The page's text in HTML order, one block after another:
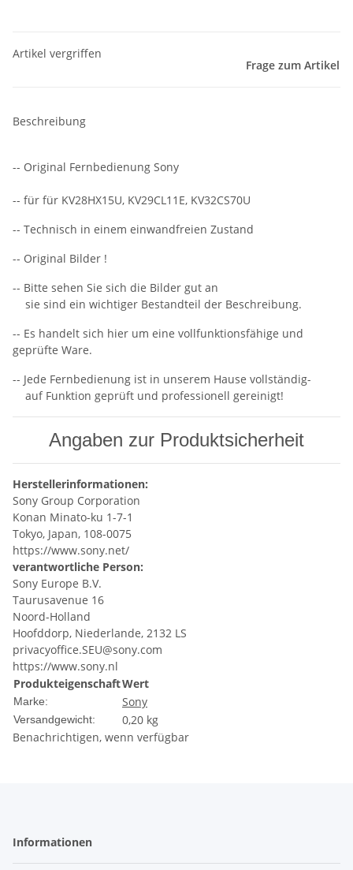
Artikel vergriffen
Frage zum Artikel
Beschreibung
-- Original Fernbedienung Sony
-- für für KV28HX15U, KV29CL11E, KV32CS70U
-- Technisch in einem einwandfreien Zustand
-- Original Bilder !
-- Bitte sehen Sie sich die Bilder gut an
sie sind ein wichtiger Bestandteil der Beschreibung.
-- Es handelt sich hier um eine vollfunktionsfähige und
geprüfte Ware.
-- Jede Fernbedienung ist in unserem Hause vollständig-
auf Funktion geprüft und professionell gereinigt!
Angaben zur Produktsicherheit
Herstellerinformationen:
Sony Group Corporation
Konan Minato-ku 1-7-1
Tokyo, Japan, 108-0075
https://www.sony.net/
verantwortliche Person:
Sony Europe B.V.
Taurusavenue 16
Noord-Holland
Hoofddorp, Niederlande, 2132 LS
privacyoffice.SEU@sony.com
https://www.sony.nl
ProdukteigenschaftWert
Marke: Sony
Versandgewicht:
0,20 kg
Benachrichtigen, wenn verfügbar
Informationen